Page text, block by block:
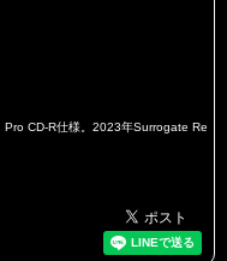
CD-R仕様。2023年Surrogate Re